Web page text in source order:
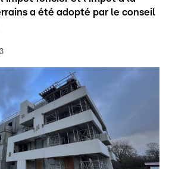
a été adopté par le conseil